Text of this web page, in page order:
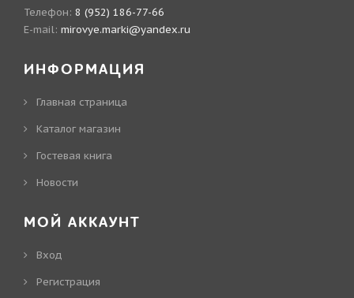
Телефон: 8 (952) 186-77-66
E-mail: mirovye.marki@yandex.ru
ИНФОРМАЦИЯ
Главная страница
Каталог магазин
Гостевая книга
Новости
МОЙ АККАУНТ
Вход
Регистрация